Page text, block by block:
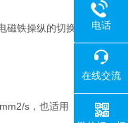
磁铁操纵的切换
s，也适用
电话
在线交流